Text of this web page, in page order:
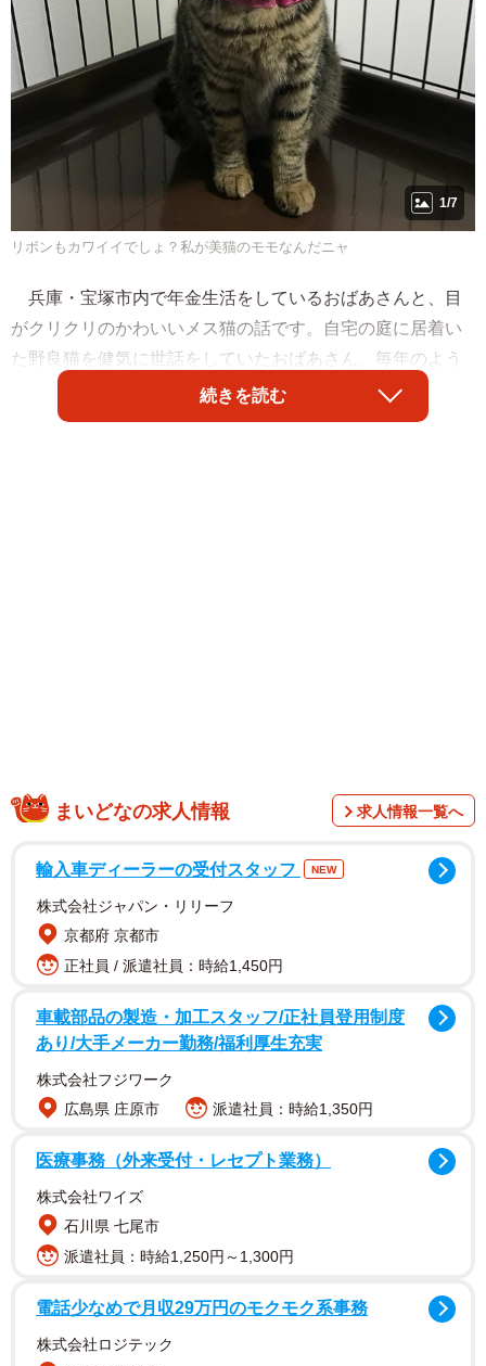
1/7
リボンもカワイイでしょ？私が美猫のモモなんだニャ
兵庫・宝塚市内で年金生活をしているおばあさんと、目
がクリクリのかわいいメス猫の話です。自宅の庭に居着い
た野良猫を健気に世話をしていたおばあさん。毎年のよう
に出産シーズンの春先になると悩んでいたそう。そこで
「地域猫活動」を提案してみました。
お尻もとってもキュートなんだニャ
た。宝塚市のある地域は野良猫が多く、毎年春先に子猫が
産まれ、カラスに食べられたり、道路で車にひかれて死ん
続きを読む
まいどなの求人情報 求人情報一覧へ
輸入車ディーラーの受付スタッフ NEW
株式会社ジャパン・リリーフ
京都府 京都市
正社員 / 派遣社員：時給1,450円
車載部品の製造・加工スタッフ/正社員登用制度
あり/大手メーカー勤務/福利厚生充実
株式会社フジワーク
広島県 庄原市
派遣社員：時給1,350円
医療事務（外来受付・レセプト業務）
株式会社ワイズ
石川県 七尾市
派遣社員：時給1,250円～1,300円
電話少なめで月収29万円のモクモク系事務
株式会社ロジテック